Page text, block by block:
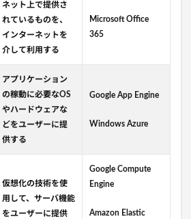
ネット上で提供さ
れているものを、
インターネットを
介して利用する
Microsoft Office
365
アプリケーション
の稼動に必要なOS
やハードウェアな
どをユーザーに提
供する
Google App Engine
Windows Azure
仮想化の技術を使
用して、サーバ機能
をユーザーに提供
Google Compute
Engine
Amazon Elastic